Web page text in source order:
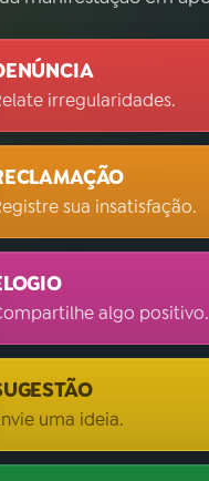
irregularidades.
sua insatisfação.
algo positivo.
uma ideia.